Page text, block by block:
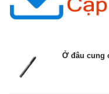
Ở đâu cung